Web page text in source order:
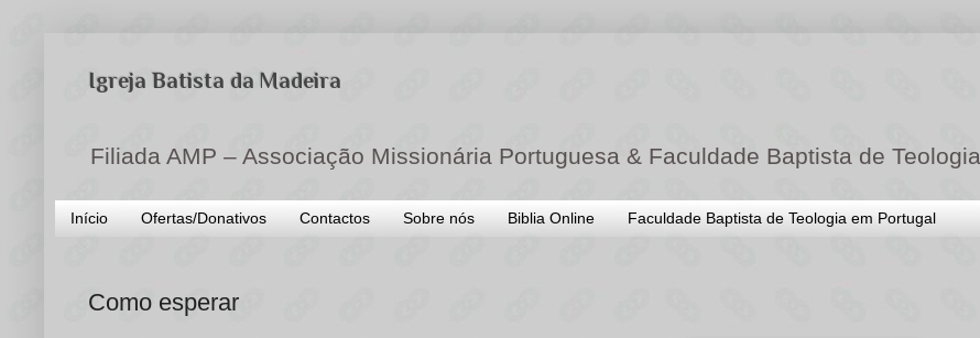
Igreja Batista da Madeira
Filiada AMP – Associação Missionária Portuguesa & Faculdade Baptista de Teologia
Início Ofertas/Donativos Contactos Sobre nós Biblia Online Faculdade Baptista de Teologia em Portugal
Como esperar